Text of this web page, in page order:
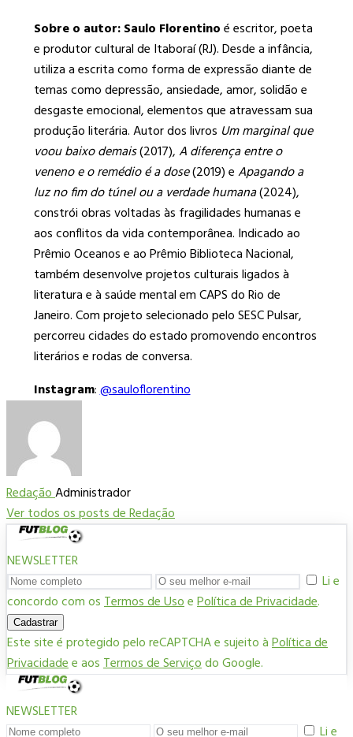
Sobre o autor:Saulo Florentinoé escritor, poeta
e produtor cultural de Itaboraí (RJ). Desde a infância,
utiliza a escrita como forma de expressão diante de
temas como depressão, ansiedade, amor, solidão e
desgaste emocional, elementos que atravessam sua
produção literária. Autor dos livros Um marginal que
voou baixo demais(2017),A diferença entre o
veneno e o remédio é a dose(2019) eApagando a
luz no fim do túnel ou a verdade humana(2024),
constrói obras voltadas às fragilidades humanas e
aos conflitos da vida contemporânea. Indicado ao
Prêmio Oceanos e ao Prêmio Biblioteca Nacional,
também desenvolve projetos culturais ligados à
literatura e à saúde mental em CAPS do Rio de
Janeiro. Com projeto selecionado pelo SESC Pulsar,
percorreu cidades do estado promovendo encontros
literários e rodas de conversa.
Instagram:@sauloflorentino
RedaçãoAdministrador
Ver todos os posts de Redação
NEWSLETTER
Li e
concordo com osTermos de UsoePolítica de Privacidade.
Cadastrar
Este site é protegido pelo reCAPTCHA e sujeito àPolítica de
Privacidadee aosTermos de Serviçodo Google.
NEWSLETTER
Li e